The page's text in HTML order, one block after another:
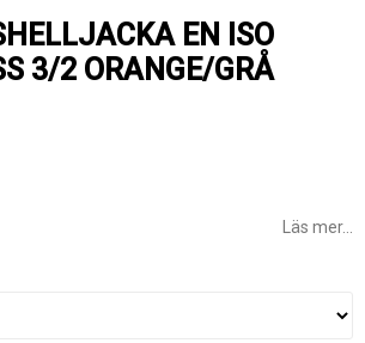
EN ISO
3/2 ORANGE/GRÅ
Läs mer...